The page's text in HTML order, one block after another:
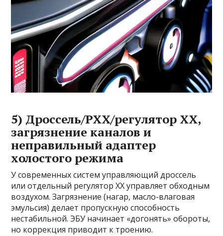
5) Дроссель/РХХ/регулятор ХХ,
загрязнение каналов и
неправильный адаптер
холостого режима
У современных систем управляющий дроссель
или отдельный регулятор ХХ управляет обходным
воздухом. Загрязнение (нагар, масло-влаговая
эмульсия) делает пропускную способность
нестабильной. ЭБУ начинает «догонять» обороты,
но коррекция приводит к троению.